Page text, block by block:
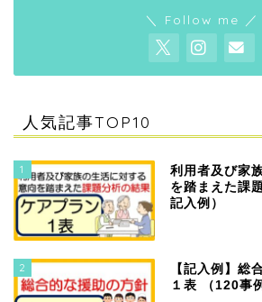
＼ Follow me ／
人気記事TOP10
1
利用者及び家
を踏まえた課
記入例）
2
【記入例】総
１表 （120事